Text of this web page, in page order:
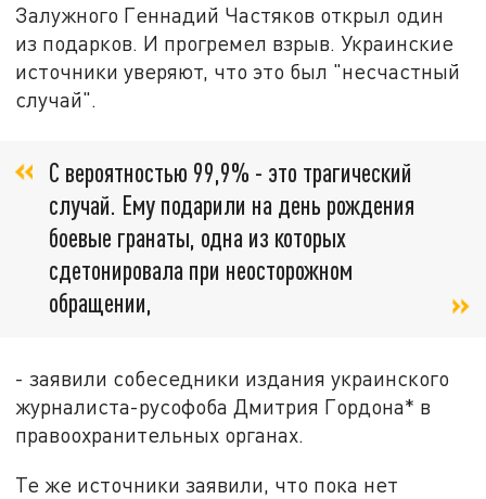
Залужного Геннадий Частяков открыл один
из подарков. И прогремел взрыв. Украинские
источники уверяют, что это был "несчастный
случай".
С вероятностью 99,9% - это трагический
случай. Ему подарили на день рождения
боевые гранаты, одна из которых
сдетонировала при неосторожном
обращении,
- заявили собеседники издания украинского
журналиста-русофоба Дмитрия Гордона* в
правоохранительных органах.
Те же источники заявили, что пока нет